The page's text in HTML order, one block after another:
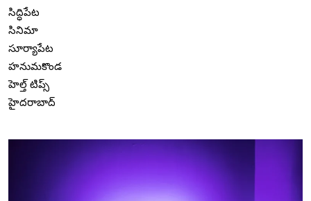
సిద్ధిపేట
సినిమా
సూర్యాపేట
హనుమకొండ
హెల్త్ టిప్స్
హైదరాబాద్